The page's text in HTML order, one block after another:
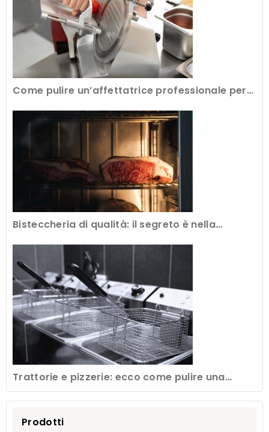
Come pulire un’affettatrice professionale per
Bisteccheria di qualità: il segreto è nella
Trattorie e pizzerie: ecco come pulire una
friggitrice professionale
Prodotti